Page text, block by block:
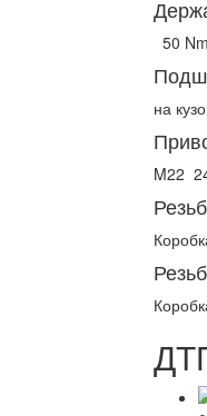
50 Nm
на
M22